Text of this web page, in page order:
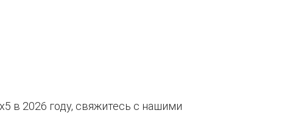
в 2026 году, свяжитесь с нашими